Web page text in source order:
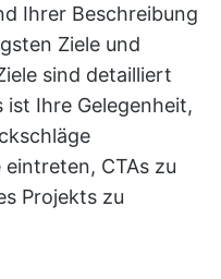
Ihrer Beschreibung
Ziele und
sind detailliert
Ihre Gelegenheit,
CTAs zu
Projekts zu